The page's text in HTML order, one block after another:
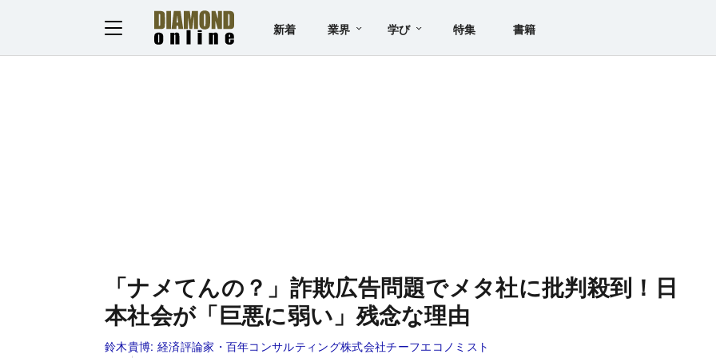
新着 業界 学び 特集 書籍
「ナメてんの？」詐欺広告問題でメタ社に批判殺到！日
本社会が「巨悪に弱い」残念な理由
鈴木貴博: 経済評論家・百年コンサルティング株式会社チーフエコノミスト